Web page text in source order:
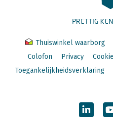
PRETTIG
Thuiswinkel waarborg
Colofon
Privacy
Toegankelijkheidsverklaring